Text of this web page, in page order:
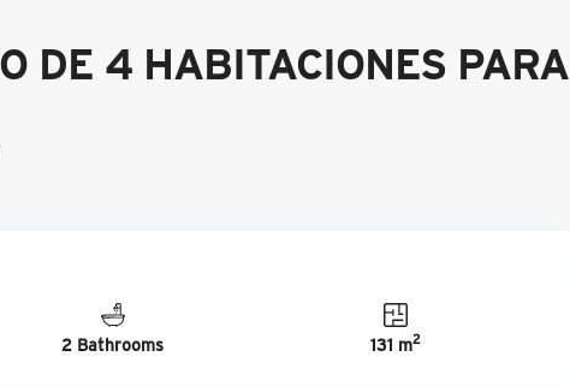
DE 4 HABITACIONES PARA
2 Bathrooms 131 m2